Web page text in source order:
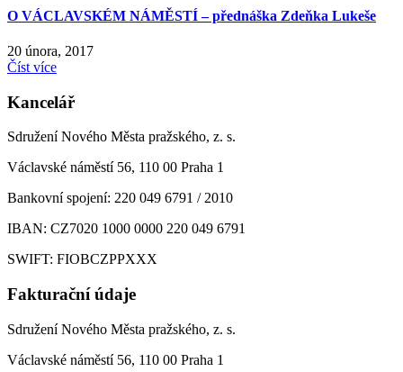
O VÁCLAVSKÉM NÁMĚSTÍ – přednáška Zdeňka Lukeše
20 února, 2017
Číst více
Kancelář
Sdružení Nového Města pražského, z. s.
Václavské náměstí 56, 110 00 Praha 1
Bankovní spojení: 220 049 6791 / 2010
IBAN: CZ7020 1000 0000 220 049 6791
SWIFT: FIOBCZPPXXX
Fakturační údaje
Sdružení Nového Města pražského, z. s.
Václavské náměstí 56, 110 00 Praha 1